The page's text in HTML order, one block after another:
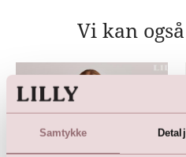
Samtykke
Vi kan